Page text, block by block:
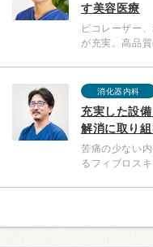
す美容医療
ピコレーザー
が充実。高品
消化器内科
充実した設
解消に取り
苦痛の少ない
るフィブロス